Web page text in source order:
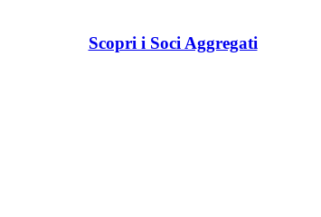
Scopri i Soci Aggregati